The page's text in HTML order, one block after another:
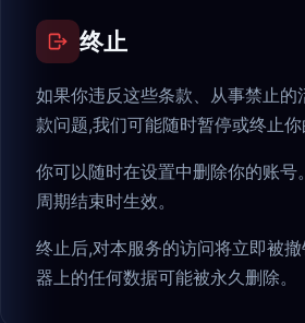
终止
如果你违反这些条款、从事禁止的
款问题,我们可能随时暂停或终止你
你可以随时在设置中删除你的账号
周期结束时生效。
终止后,对本服务的访问将立即被
器上的任何数据可能被永久删除。